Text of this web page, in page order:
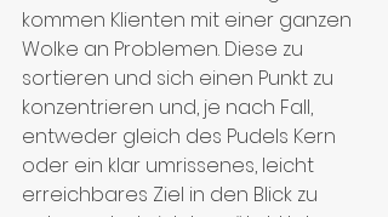
kommen Klienten mit einer ganzen
Wolke an Problemen. Diese zu
sortieren und sich einen Punkt zu
konzentrieren und, je nach Fall,
entweder gleich des Pudels Kern
oder ein klar umrissenes, leicht
erreichbares Ziel in den Blick zu